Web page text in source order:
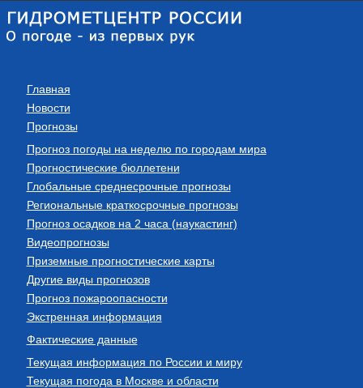
Главная
Новости
Прогнозы
Прогноз погоды на неделю по городам мира
Прогностические бюллетени
Глобальные среднесрочные прогнозы
Региональные краткосрочные прогнозы
Прогноз осадков на 2 часа (наукастинг)
Видеопрогнозы
Приземные прогностические карты
Другие виды прогнозов
Прогноз пожароопасности
Экстренная информация
Фактические данные
Текущая информация по России и миру
Текущая погода в Москве и области